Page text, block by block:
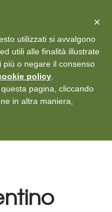
Statuto
×
utilizzati si avvalgono
utili alle finalità illustrate
più o negare il consenso
policy
pagina, cliccando
in altra maniera,